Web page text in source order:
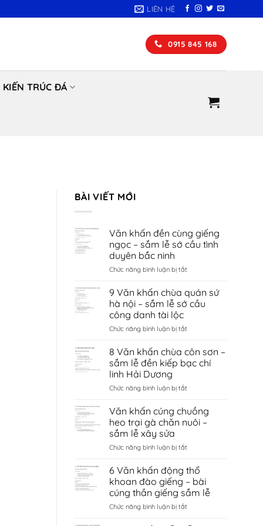
LIÊN HỆ
0915 845 168
KIẾN TRÚC ĐÁ
BÀI VIẾT MỚI
Văn khấn đền cùng giếng
ngọc – sắm lễ sớ cầu tình
duyên bắc ninh
Chức năng bình luận bị tắtở
khấn
đền
cùng
ngọc
sắm
lễ
sớ
tình
bắc
ninh
9 Văn khấn chùa quán sứ
hà nội – sắm lễ sớ cầu
công danh tài lộc
Chức năng bình luận bị tắtở
Văn
khấn
chùa
sứ
nội
sắm
sớ
công
danh
tài
lộc
8 Văn khấn chùa côn sơn –
sắm lễ đền kiếp bạc chí
linh Hải Dương
Chức năng bình luận bị tắtở
Văn
khấn
chùa
sơn
sắm
đền
kiếp
bạc
Văn khấn cúng chuồng
heo trại gà chăn nuôi –
sắm lễ xây sửa
Chức năng bình luận bị tắtở
khấn
cúng
chuồng
heo
trại
6 Văn khấn động thổ
khoan đào giếng – bài
cúng thần giếng sắm lễ
Chức năng bình luận bị tắtở